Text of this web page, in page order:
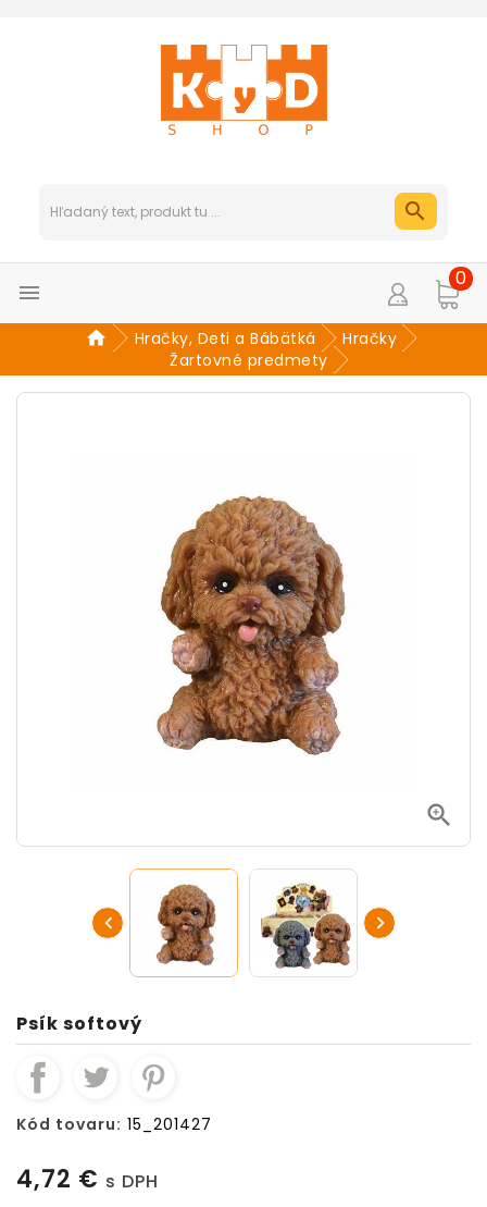

0
Hračky, Deti a Bábätká
Hračky
Žartovné predmety

 
Psík softový
Kód tovaru: 15_201427
4,72 € s DPH